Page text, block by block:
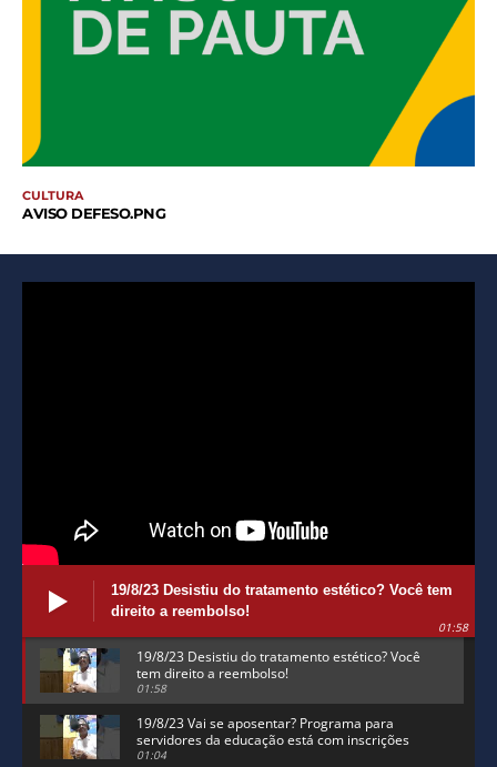
CULTURA
AVISO DEFESO.PNG
19/8/23 Desistiu do tratamento estético? Você tem
direito a reembolso!
01:58
19/8/23 Desistiu do tratamento estético? Você
tem direito a reembolso!
01:58
19/8/23 Vai se aposentar? Programa para
servidores da educação está com inscrições
abertas
01:04